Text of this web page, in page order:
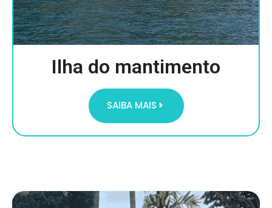
Ilha do mantimento
SAIBA MAIS